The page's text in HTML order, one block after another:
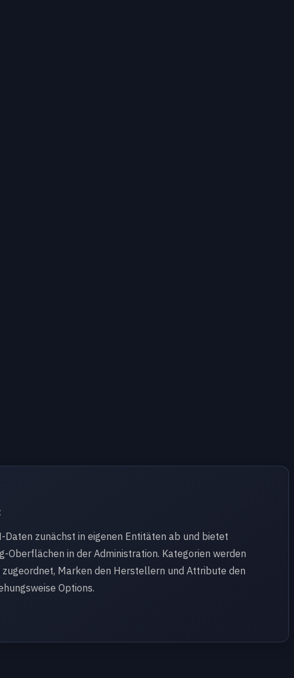
Daten zunächst in eigenen Entitäten ab und bietet
Oberflächen in der Administration. Kategorien werden
Marken den Herstellern und Attribute den
Options.